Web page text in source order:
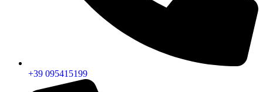
+39 095415199